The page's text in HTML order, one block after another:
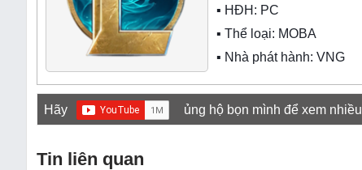
▪ HĐH: PC
▪ Thể loại: MOBA
▪ Nhà phát hành: VNG
Hãy ủng hộ bọn mình để xem
Tin liên quan